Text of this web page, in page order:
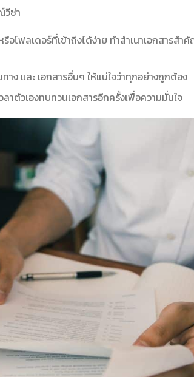
วีซ่า
โฟลเดอร์ที่เข้าถึงได้ง่าย ทำสำเนาเอกสารสำ
ง และ เอกสารอื่นๆ ให้แน่ใจว่าทุกอย่างถูกต้อง
าตัวเองทบทวนเอกสารอีกครั้งเพื่อความมั่นใจ